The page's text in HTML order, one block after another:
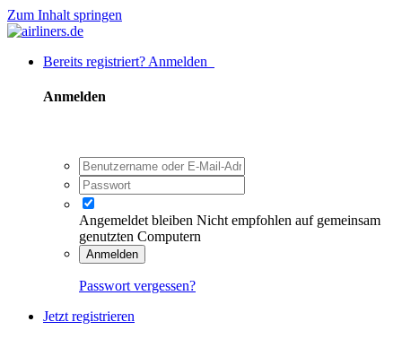
Zum Inhalt springen
Bereits registriert? Anmelden
Anmelden
Angemeldet bleiben Nicht empfohlen auf gemeinsam
genutzten Computern
Anmelden
Passwort vergessen?
Jetzt registrieren